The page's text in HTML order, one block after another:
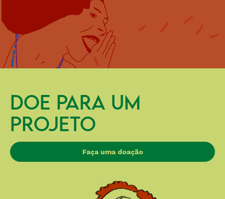
DOE PARA UM
PROJETO
Faça uma doação